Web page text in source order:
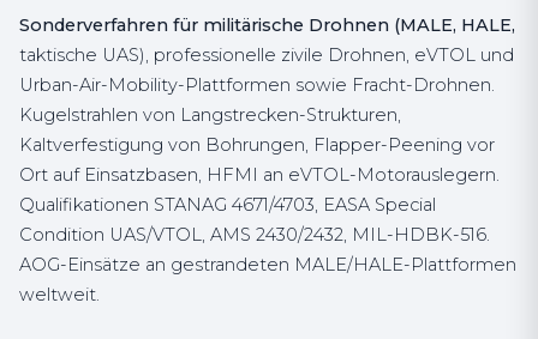
Sonderverfahren für militärische Drohnen (MALE, HALE,
taktische UAS), professionelle zivile Drohnen, eVTOL und
Urban-Air-Mobility-Plattformen sowie Fracht-Drohnen.
Kugelstrahlen von Langstrecken-Strukturen,
Kaltverfestigung von Bohrungen, Flapper-Peening vor
Ort auf Einsatzbasen, HFMI an eVTOL-Motorauslegern.
Qualifikationen STANAG 4671/4703, EASA Special
Condition UAS/VTOL, AMS 2430/2432, MIL-HDBK-516.
AOG-Einsätze an gestrandeten MALE/HALE-Plattformen
weltweit.